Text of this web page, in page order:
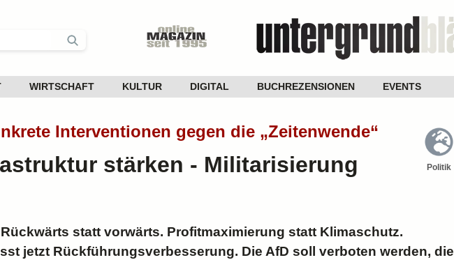
WIRTSCHAFT KULTUR DIGITAL BUCHREZENSIONEN EVENTS
Interventionen gegen die „Zeitenwende“
stärken - Militarisierung
Politik
statt vorwärts. Profitmaximierung statt Klimaschutz.
jetzt Rückführungsverbesserung. Die AfD soll verboten werden, die